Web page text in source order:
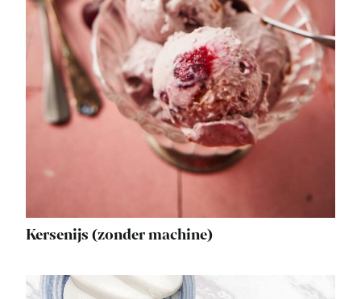
Kersenijs (zonder machine)